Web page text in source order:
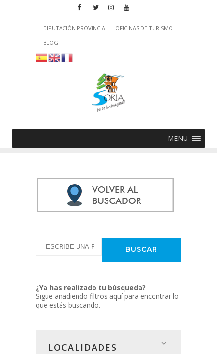
DIPUTACIÓN PROVINCIAL
OFICINAS DE TURISMO
BLOG
MENU
¿Ya has realizado tu búsqueda?
Sigue añadiendo filtros aquí para encontrar lo
que estás buscando.
LOCALIDADES